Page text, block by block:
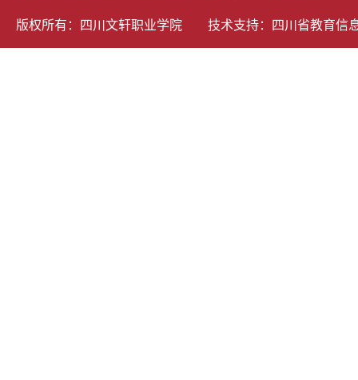
版权所有：四川文轩职业学院 技术支持： 四川省教育信